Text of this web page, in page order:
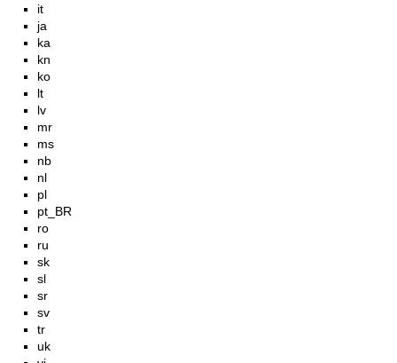
it
ja
ka
kn
ko
lt
lv
mr
ms
nb
nl
pl
pt_BR
ro
ru
sk
sl
sr
sv
tr
uk